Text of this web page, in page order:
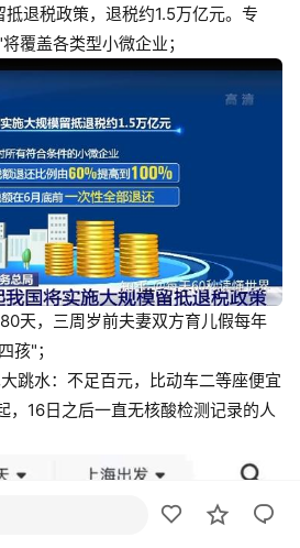
退税政策，退税约1.5万亿元。专
覆盖各类型小微企业；
天，三周岁前夫妻双方育儿假每年
孩"；
跳水：不足百元，比动车二等座便宜
，16日之后一直无核酸检测记录的人